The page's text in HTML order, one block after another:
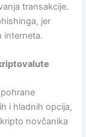
transakcije.
jer
interneta.
i hladnih opcija,
novčanika